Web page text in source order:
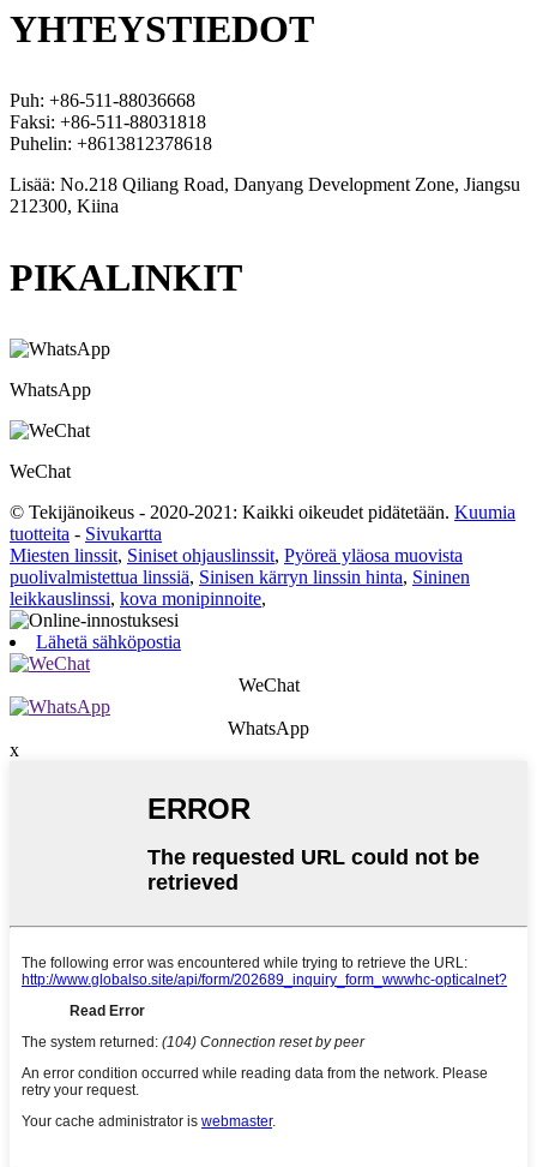
YHTEYSTIEDOT
Puh: +86-511-88036668
Faksi: +86-511-88031818
Puhelin: +8613812378618
Lisää: No.218 Qiliang Road, Danyang Development Zone, Jiangsu
212300, Kiina
PIKALINKIT
WhatsApp
WeChat
© Tekijänoikeus - 2020-2021: Kaikki oikeudet pidätetään. Kuumia
tuotteita - Sivukartta
Miesten linssit, Siniset ohjauslinssit, Pyöreä yläosa muovista
puolivalmistettua linssiä, Sinisen kärryn linssin hinta, Sininen
leikkauslinssi, kova monipinnoite,
Lähetä sähköpostia
WeChat
WhatsApp
x